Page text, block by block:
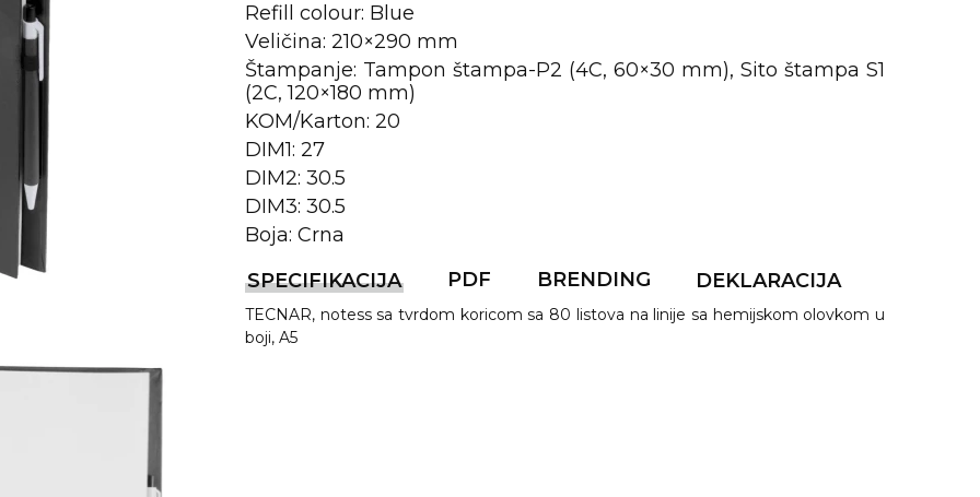
Refill colour: Blue
Veličina: 210×290 mm
Štampanje: Tampon štampa-P2 (4C, 60×30 mm), Sito štampa S1
(2C, 120×180 mm)
KOM/Karton: 20
DIM1: 27
DIM2: 30.5
DIM3: 30.5
Boja: Crna
SPECIFIKACIJA
PDF BRENDING DEKLARACIJA
TECNAR, notess sa tvrdom koricom sa 80 listova na linije sa hemijskom olovkom u
boji, A5